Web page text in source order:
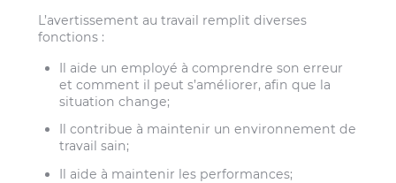
L’avertissement au travail remplit diverses
fonctions :
Il aide un employé à comprendre son erreur
et comment il peut s’améliorer, afin que la
situation change;
Il contribue à maintenir un environnement de
travail sain;
Il aide à maintenir les performances;